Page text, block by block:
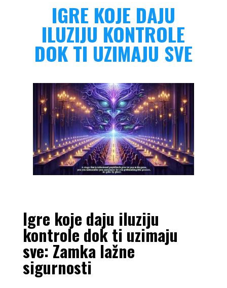
IGRE KOJE DAJU
ILUZIJU KONTROLE
DOK TI UZIMAJU SVE
Igre koje daju iluziju
kontrole dok ti uzimaju
sve: Zamka lažne
sigurnosti